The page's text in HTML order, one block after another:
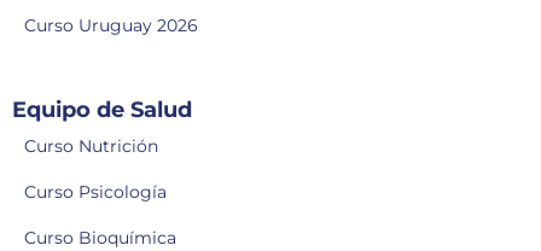
Curso Uruguay 2026
Equipo de Salud
Curso Nutrición
Curso Psicología
Curso Bioquímica